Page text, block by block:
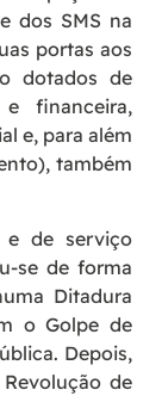
dos SMS na
portas aos
dotados de
financeira,
e, para além
também
e de serviço
se de forma
Ditadura
o Golpe de
Depois,
de